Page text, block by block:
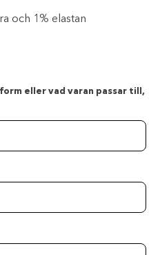
och 1% elastan
eller vad varan passar till,